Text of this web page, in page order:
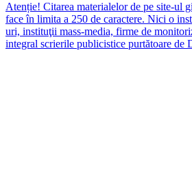
Atenție! Citarea materialelor de pe site-ul
face în limita a 250 de caractere. Nici o
uri, instituţii mass-media, firme de
integral scrierile publicistice purtătoare de